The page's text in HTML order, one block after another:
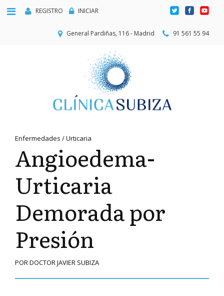
REGISTRO INICIAR
General Pardiñas, 116 - Madrid 91 561 55 94
Enfermedades / Urticaria
Angioedema-
Urticaria
Demorada por
Presión
POR DOCTOR JAVIER SUBIZA